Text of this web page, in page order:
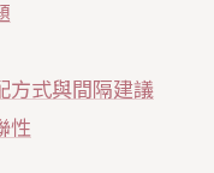
方式與間隔建議
性